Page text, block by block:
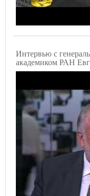
Интервью с
академиком РАН